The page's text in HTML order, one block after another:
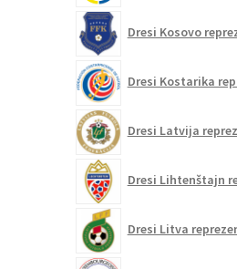
Dresi Kosovo
Dresi Kostarika
Dresi Latvija
Dresi Lihtenštajn
Dresi Litva